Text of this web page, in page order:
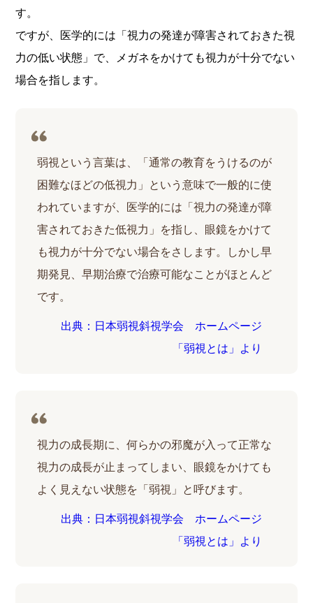
す。
ですが、医学的には「視力の発達が障害されておきた視
力の低い状態」で、メガネをかけても視力が十分でない
場合を指します。
弱視という言葉は、「通常の教育をうけるのが
困難なほどの低視力」という意味で一般的に使
われていますが、医学的には「視力の発達が障
害されておきた低視力」を指し、眼鏡をかけて
も視力が十分でない場合をさします。しかし早
期発見、早期治療で治療可能なことがほとんど
です。
出典：日本弱視斜視学会 ホームページ
「弱視とは」より
視力の成長期に、何らかの邪魔が入って正常な
視力の成長が止まってしまい、眼鏡をかけても
よく見えない状態を「弱視」と呼びます。
出典：日本弱視斜視学会 ホームページ
「弱視とは」より